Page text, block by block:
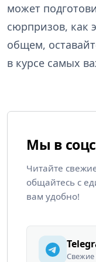
может
сюрпризов, как
общем,
в курсе самых
Мы в
Читайте
общайтесь с
вам удобно!
Свежие